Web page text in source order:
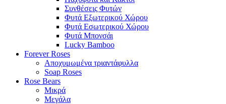
Συνθέσεις Φυτών
Φυτά Εξωτερικού Χώρου
Φυτά Εσωτερικού Χώρου
Φυτά Μπονσάι
Lucky Bamboo
Forever Roses
Αποχυμωμένα τριαντάφυλλα
Soap Roses
Rose Βears
Μικρά
Μεγάλα